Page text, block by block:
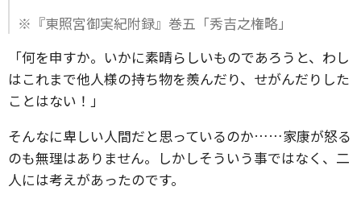
※『東照宮御実紀附録』巻五「秀吉之権略」
「何を申すか。いかに素晴らしいものであろうと、わし
はこれまで他人様の持ち物を羨んだり、せがんだりした
ことはない！」
そんなに卑しい人間だと思っているのか……家康が怒る
のも無理はありません。しかしそういう事ではなく、二
人には考えがあったのです。